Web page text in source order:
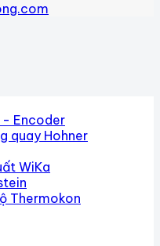
- Encoder
quay Hohner
WiKa
Thermokon